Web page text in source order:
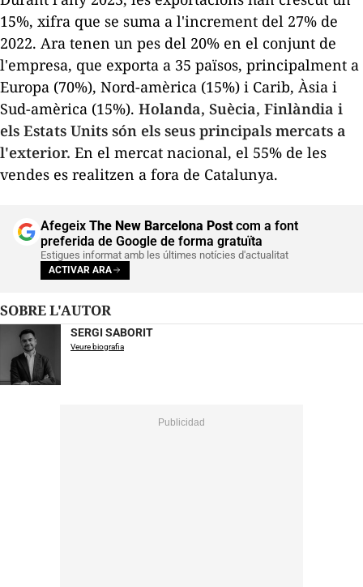
15%, xifra que se suma a l'increment del 27% de
2022. Ara tenen un pes del 20% en el conjunt de
l'empresa, que exporta a 35 països, principalment a
Europa (70%), Nord-amèrica (15%) i Carib, Àsia i
Sud-amèrica (15%). Holanda, Suècia, Finlàndia i
els Estats Units són els seus principals mercats a
l'exterior. En el mercat nacional, el 55% de les
vendes es realitzen a fora de Catalunya.
Afegeix The New Barcelona Postcom a font
preferida de Google de forma gratuïta
Estigues informat amb les últimes notícies d'actualitat
ACTIVAR ARA
SOBRE L'AUTOR
SERGI SABORIT
Veure biografia